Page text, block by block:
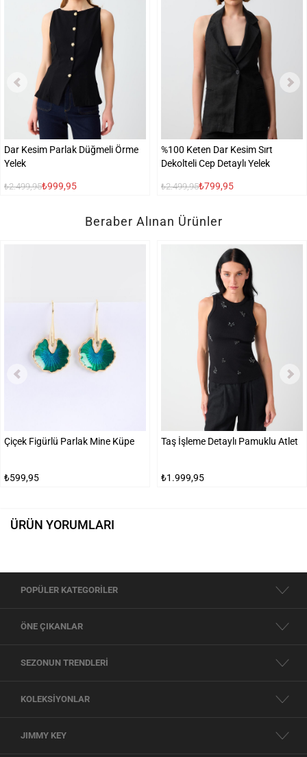
Dar Kesim Parlak Düğmeli Örme
Yelek
₺2.499,95₺999,95
%100 Keten Dar Kesim Sırt
Dekolteli Cep Detaylı Yelek
₺2.499,95₺799,95
Beraber Alınan Ürünler
Çiçek Figürlü Parlak Mine Küpe
₺599,95
Taş İşleme Detaylı Pamuklu Atlet
₺1.999,95
ÜRÜN YORUMLARI
POPÜLER KATEGORİLER
ÖNE ÇIKANLAR
SEZONUN TRENDLERİ
KOLEKSİYONLAR
JIMMY KEY